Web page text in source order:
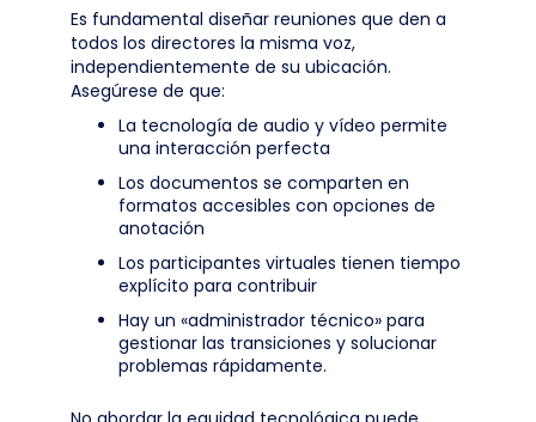
Es fundamental diseñar reuniones que den a
todos los directores la misma voz,
independientemente de su ubicación.
Asegúrese de que:
La tecnología de audio y vídeo permite
una interacción perfecta
Los documentos se comparten en
formatos accesibles con opciones de
anotación
Los participantes virtuales tienen tiempo
explícito para contribuir
Hay un «administrador técnico» para
gestionar las transiciones y solucionar
problemas rápidamente.